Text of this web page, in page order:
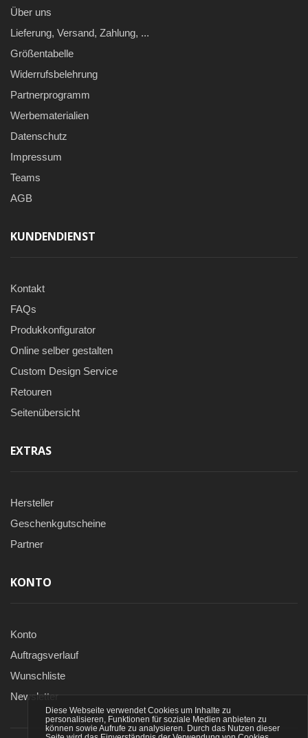
Über uns
Lieferung, Versand, Zahlung, ...
Größentabelle
Widerrufsbelehrung
Partnerprogramm
Werbematerialien
Datenschutz
Impressum
Teams
AGB
KUNDENDIENST
Kontakt
FAQs
Produkkonfigurator
Online selber gestalten
Custom Design Service
Retouren
Seitenübersicht
EXTRAS
Hersteller
Geschenkgutscheine
Partner
KONTO
Konto
Auftragsverlauf
Wunschliste
Newsletter
Diese Webseite verwendet Cookies um Inhalte zu
personalisieren, Funktionen für soziale Medien anbieten zu
können sowie Aufrufe zu analysieren. Durch das Nutzen dieser